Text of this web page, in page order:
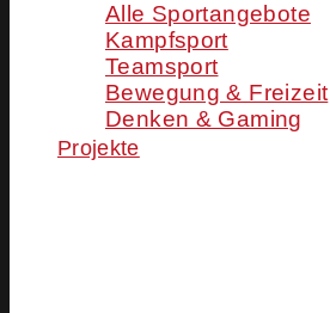
Alle Sportangebote
Kampfsport
Teamsport
Bewegung & Freizeit
Denken & Gaming
Projekte